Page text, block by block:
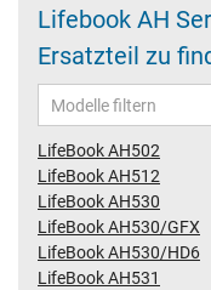
Lifebook AH
Ersatzteil zu
LifeBook AH502
LifeBook AH512
LifeBook AH530
LifeBook AH530/GFX
LifeBook AH530/HD6
LifeBook AH531